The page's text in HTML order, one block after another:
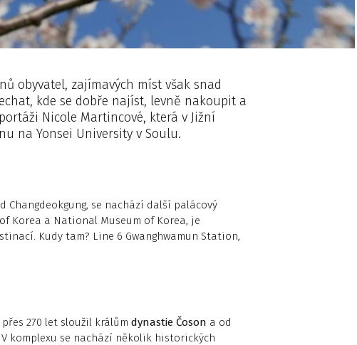
obyvatel, zajímavých míst však snad
kde se dobře najíst, levně nakoupit a
Nicole Martincové, která v Jižní
na Yonsei University v Soulu.
Changdeokgung, se nachází další palácový
Korea a National Museum of Korea, je
Kudy tam? Line 6 Gwanghwamun Station,
270 let sloužil králům dynastie Čoson a od
V komplexu se nachází několik historických